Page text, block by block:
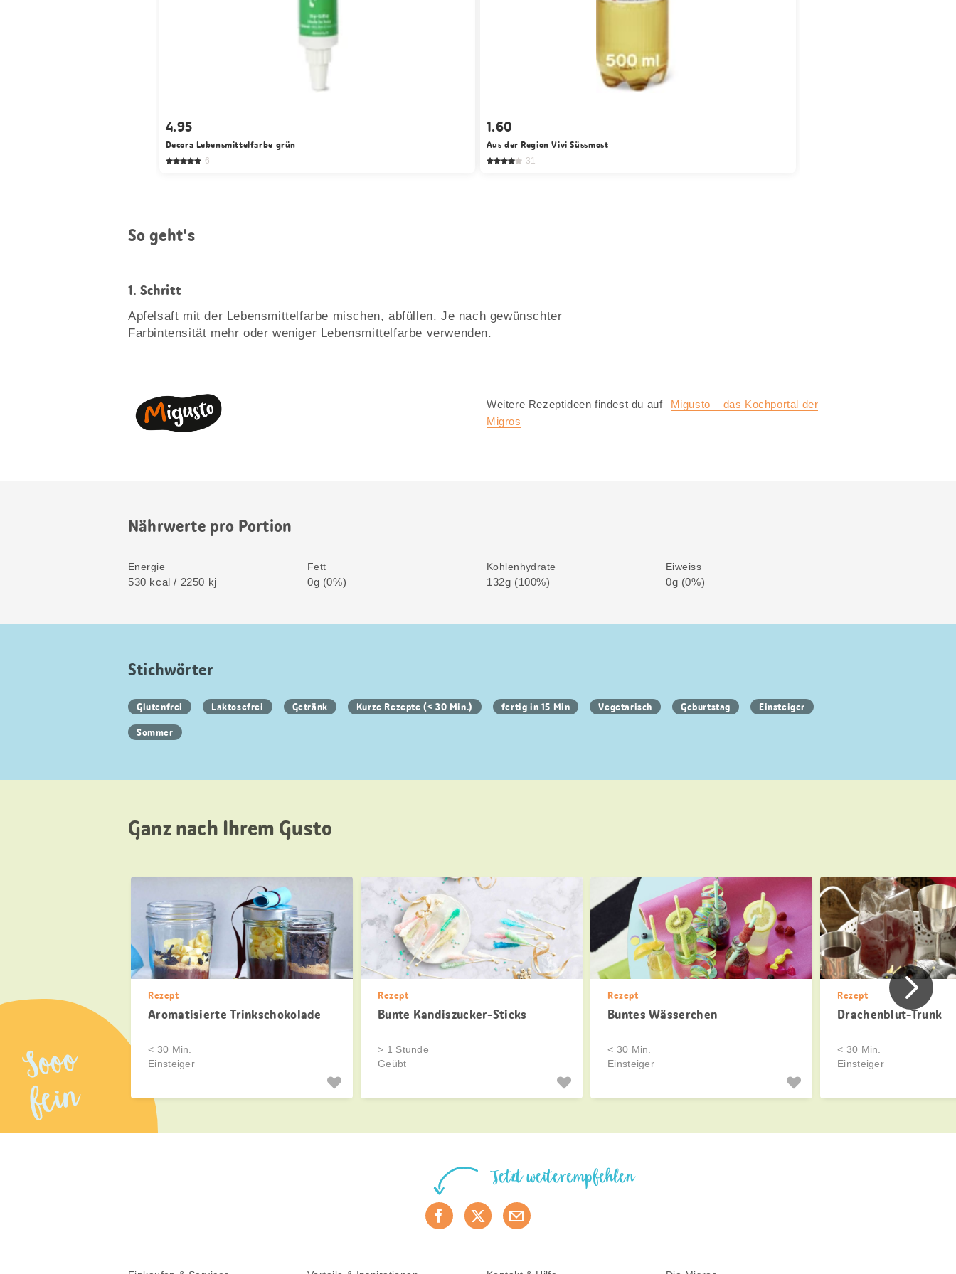
4.95
Decora Lebensmittelfarbe grün
6
1.60
Aus der Region Vivi Süssmost
31
So geht's
1. Schritt
Apfelsaft mit der Lebensmittelfarbe mischen, abfüllen. Je nach gewünschter
Farbintensität mehr oder weniger Lebensmittelfarbe verwenden.
Weitere Rezeptideen findest du auf
Migusto – das Kochportal der
Migros
Nährwerte pro Portion
Energie
530 kcal / 2250 kj
Fett
0g (0%)
Kohlenhydrate
132g (100%)
Eiweiss
0g (0%)
Stichwörter
Glutenfrei Laktosefrei Getränk Kurze Rezepte (< 30 Min.) fertig in 15 Min Vegetarisch Geburtstag
Einsteiger
Sommer
Ganz nach Ihrem Gusto
Rezept
Aromatisierte Trinkschokolade
< 30 Min.
Einsteiger
Rezept
Bunte Kandiszucker-Sticks
> 1 Stunde
Geübt
Rezept
Buntes Wässerchen
< 30 Min.
Einsteiger
Rezept
Drachenblut-Trunk
< 30 Min.
Einsteiger
Vorher
Sooo
fein
Jetzt weiterempfehlen